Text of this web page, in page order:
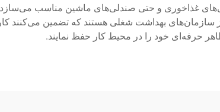
غذاخوری و حتی صندلی‌های ماشین مناسب
بهداشت شغلی هستند که تضمین می‌کنند
حرفه‌ای خود را در محیط کار حفظ نمایند.